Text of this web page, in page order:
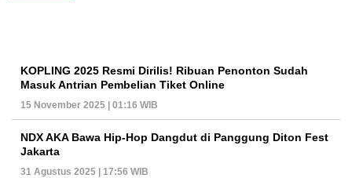
KOPLING 2025 Resmi Dirilis! Ribuan Penonton Sudah
Masuk Antrian Pembelian Tiket Online
15 November 2025 | 01:16 WIB
NDX AKA Bawa Hip-Hop Dangdut di Panggung Diton Fest
Jakarta
31 Agustus 2025 | 17:56 WIB